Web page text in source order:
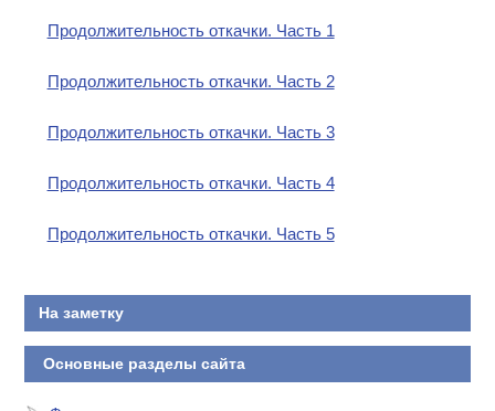
Продолжительность откачки. Часть 1
Продолжительность откачки. Часть 2
Продолжительность откачки. Часть 3
Продолжительность откачки. Часть 4
Продолжительность откачки. Часть 5
На заметку
Основные разделы сайта